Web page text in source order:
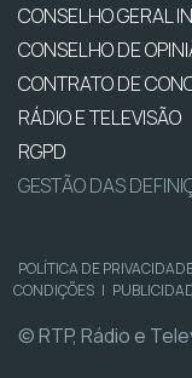
CONSELHO GERAL
CONSELHO DE
CONTRATO DE
RÁDIO E TELEVISÃO
RGPD
GESTÃO DAS
POLÍTICA DE
CONDIÇÕES |
© RTP, Rádio e